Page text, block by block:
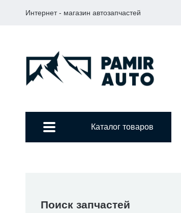
Интернет - магазин автозапчастей
Каталог товаров
Поиск запчастей